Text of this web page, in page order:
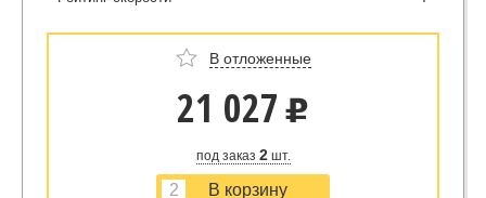
В отложенные
21 027 u
под заказ 2шт.